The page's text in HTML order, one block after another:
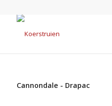
Cannondale - Drapac